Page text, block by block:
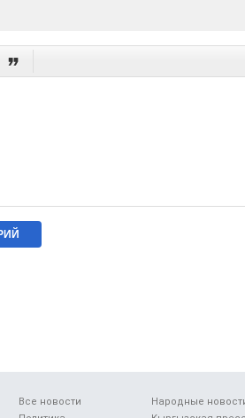

Все новости
Народные